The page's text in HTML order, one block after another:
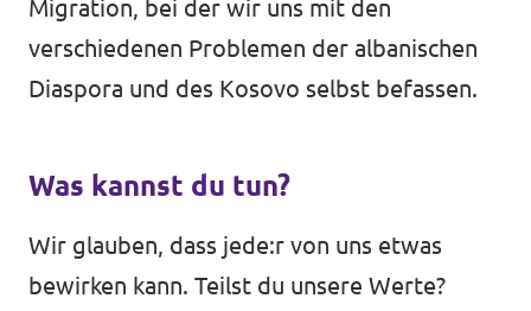
Migration, bei der wir uns mit den
verschiedenen Problemen der albanischen
Diaspora und des Kosovo selbst befassen.
Was kannst du tun?
Wir glauben, dass jede:r von uns etwas
bewirken kann. Teilst du unsere Werte?